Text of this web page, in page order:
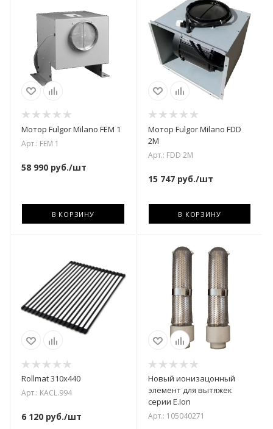
Мотор Fulgor Milano FEM 1
Арт.: FEM 1
58 990 руб./шт
В КОРЗИНУ
Мотор Fulgor Milano FDD
2M
Арт.: FDD 2M
15 747руб./шт
В КОРЗИНУ
Rollmat 310х440
Арт.: KACL.994
6 120 руб./шт
Новый ионизацонный
элемент для вытяжек
серии E.Ion
Арт.: 105040271